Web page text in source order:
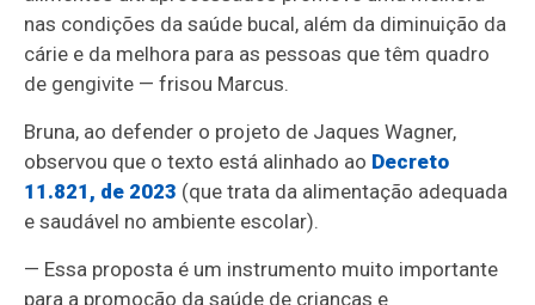
nas condições da saúde bucal, além da diminuição da
cárie e da melhora para as pessoas que têm quadro
de gengivite — frisou Marcus.
Bruna, ao defender o projeto de Jaques Wagner,
observou que o texto está alinhado ao Decreto
11.821, de 2023 (que trata da alimentação adequada
e saudável no ambiente escolar).
— Essa proposta é um instrumento muito importante
para a promoção da saúde de crianças e